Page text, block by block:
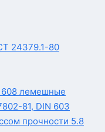
24379.1-80
608 лемешные
81, DIN 603
прочности 5.8